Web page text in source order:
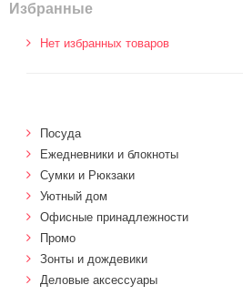
Избранные
Нет избранных товаров
Посуда
Ежедневники и блокноты
Сумки и Рюкзаки
Уютный дом
Офисные принадлежности
Промо
Зонты и дождевики
Деловые аксессуары